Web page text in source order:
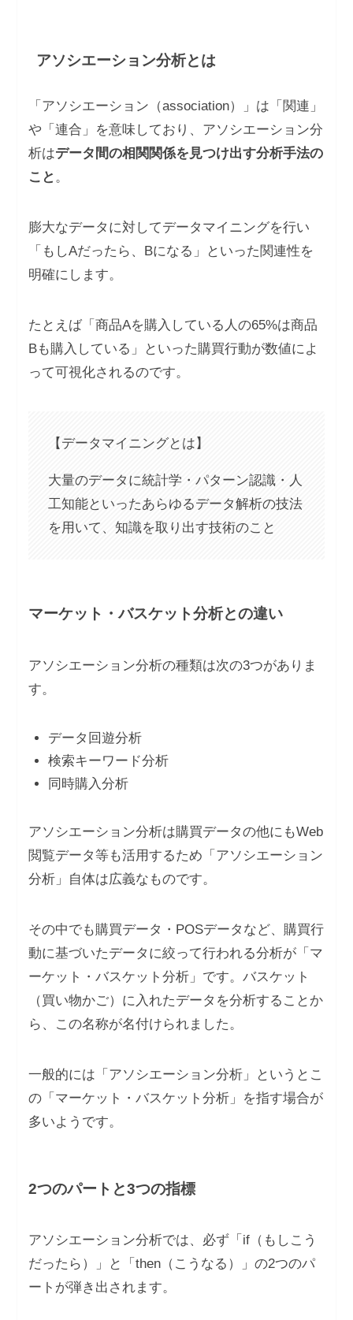
アソシエーション分析とは
「アソシエーション（association）」は「関連」
や「連合」を意味しており、アソシエーション分
析はデータ間の相関関係を見つけ出す分析手法の
こと 。
膨大なデータに対してデータマイニングを行い
「もしAだったら、Bになる」といった関連性を
明確にします。
たとえば「商品Aを購入している人の65%は商品
Bも購入している」といった購買行動が数値によ
って可視化されるのです。
【データマイニングとは】
大量のデータに統計学・パターン認識・人
工知能といったあらゆるデータ解析の技法
を用いて、知識を取り出す技術のこと
マーケット・バスケット分析との違い
アソシエーション分析の種類は次の3つがありま
す。
データ回遊分析
検索キーワード分析
同時購入分析
アソシエーション分析は購買データの他にもWeb
閲覧データ等も活用するため「アソシエーション
分析」自体は広義なものです。
その中でも購買データ・POSデータなど、購買行
動に基づいたデータに絞って行われる分析が「マ
ーケット・バスケット分析」です。バスケット
（買い物かご）に入れたデータを分析することか
ら、この名称が名付けられました。
一般的には「アソシエーション分析」というとこ
の「マーケット・バスケット分析」を指す場合が
多いようです。
2つのパートと3つの指標
アソシエーション分析では、必ず「if（もしこう
だったら）」と「then（こうなる）」の2つのパ
ートが弾き出されます。